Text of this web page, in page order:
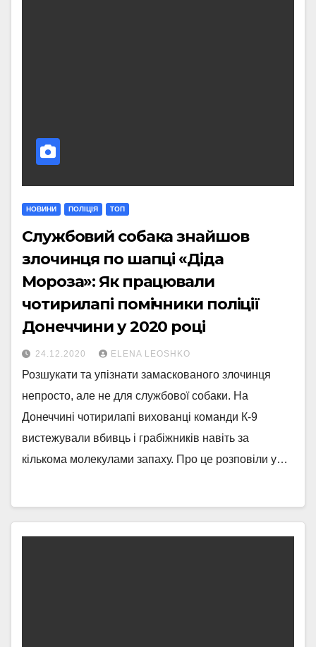
НОВИНИ ПОЛІЦІЯ ТОП
Службовий собака знайшов
злочинця по шапці «Діда
Мороза»: Як працювали
чотирилапі помічники поліції
Донеччини у 2020 році
24.12.2020 ELENA LEOSHKO
Розшукати та упізнати замаскованого злочинця
непросто, але не для службової собаки. На
Донеччині чотирилапі вихованці команди К-9
вистежували вбивць і грабіжників навіть за
кількома молекулами запаху. Про це розповіли у…